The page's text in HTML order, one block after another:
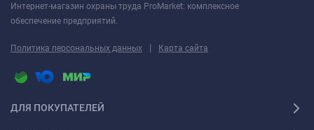
Интернет-магазин охраны труда ProMarket: комплексное
обеспечение предприятий.
Политика персональных данных | Карта сайта
ДЛЯ ПОКУПАТЕЛЕЙ